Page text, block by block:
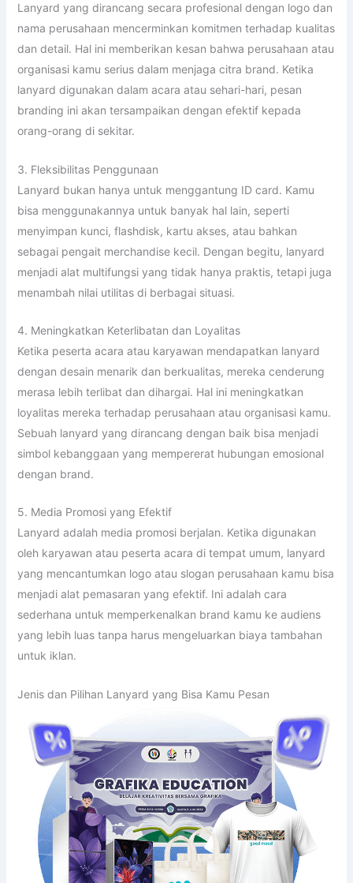
Lanyard yang dirancang secara profesional dengan logo dan
nama perusahaan mencerminkan komitmen terhadap kualitas
dan detail. Hal ini memberikan kesan bahwa perusahaan atau
organisasi kamu serius dalam menjaga citra brand. Ketika
lanyard digunakan dalam acara atau sehari-hari, pesan
branding ini akan tersampaikan dengan efektif kepada
orang-orang di sekitar.
3. Fleksibilitas Penggunaan
Lanyard bukan hanya untuk menggantung ID card. Kamu
bisa menggunakannya untuk banyak hal lain, seperti
menyimpan kunci, flashdisk, kartu akses, atau bahkan
sebagai pengait merchandise kecil. Dengan begitu, lanyard
menjadi alat multifungsi yang tidak hanya praktis, tetapi juga
menambah nilai utilitas di berbagai situasi.
4. Meningkatkan Keterlibatan dan Loyalitas
Ketika peserta acara atau karyawan mendapatkan lanyard
dengan desain menarik dan berkualitas, mereka cenderung
merasa lebih terlibat dan dihargai. Hal ini meningkatkan
loyalitas mereka terhadap perusahaan atau organisasi kamu.
Sebuah lanyard yang dirancang dengan baik bisa menjadi
simbol kebanggaan yang mempererat hubungan emosional
dengan brand.
5. Media Promosi yang Efektif
Lanyard adalah media promosi berjalan. Ketika digunakan
oleh karyawan atau peserta acara di tempat umum, lanyard
yang mencantumkan logo atau slogan perusahaan kamu bisa
menjadi alat pemasaran yang efektif. Ini adalah cara
sederhana untuk memperkenalkan brand kamu ke audiens
yang lebih luas tanpa harus mengeluarkan biaya tambahan
untuk iklan.
Jenis dan Pilihan Lanyard yang Bisa Kamu Pesan